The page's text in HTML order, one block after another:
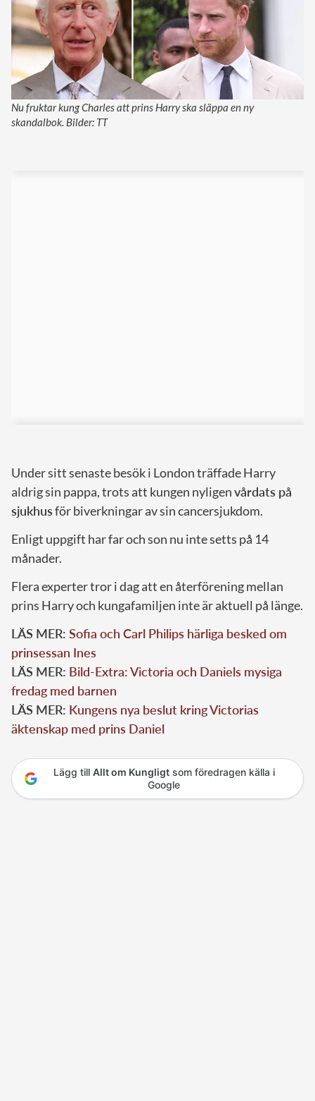
Nu fruktar kung Charles att prins Harry ska släppa en ny
skandalbok. Bilder: TT
Under sitt senaste besök i London träffade Harry
aldrig sin pappa, trots att kungen nyligenvårdats på
sjukhusför biverkningar av sin cancersjukdom.
Enligt uppgift har far och son nu inte setts på 14
månader.
Flera experter tror i dag att en återförening mellan
prins Harry och kungafamiljen inte är aktuell på länge.
LÄS MER: Sofia och Carl Philips härliga besked om
prinsessan Ines
LÄS MER: Bild-Extra: Victoria och Daniels mysiga
fredag med barnen
LÄS MER: Kungens nya beslut kring Victorias
äktenskap med prins Daniel
Lägg till Allt om Kungligtsom föredragen källa i
Google